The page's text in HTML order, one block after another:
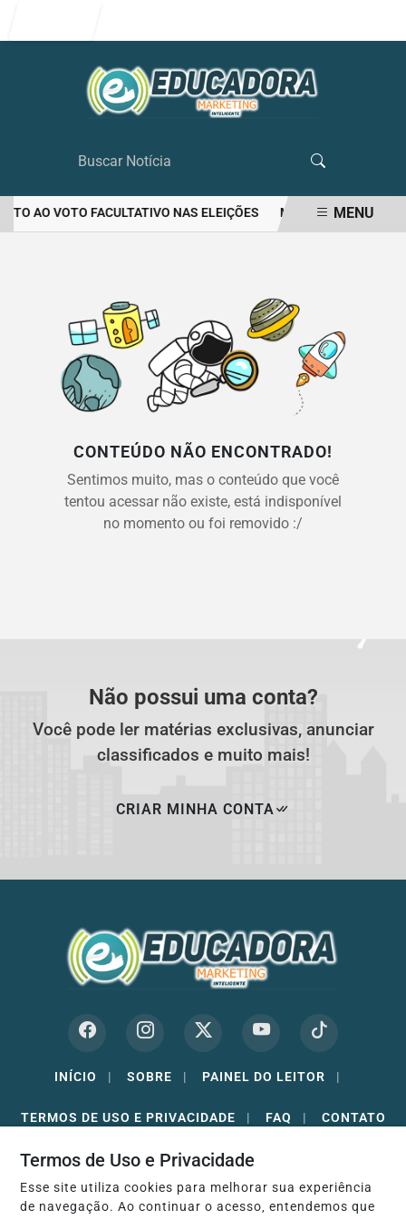
AO VOTO FACULTATIVO NAS ELEIÇÕES MULHER MATA O
MENU
CONTEÚDO NÃO ENCONTRADO!
Sentimos muito, mas o conteúdo que você
tentou acessar não existe, está indisponível
no momento ou foi removido :/
Não possui uma conta?
Você pode ler matérias exclusivas, anunciar
classificados e muito mais!
CRIAR MINHA CONTA
INÍCIO | SOBRE | PAINEL DO LEITOR |
TERMOS DE USO E PRIVACIDADE | FAQ | CONTATO
Termos de Uso e Privacidade
Esse site utiliza cookies para melhorar sua experiência
de navegação. Ao continuar o acesso, entendemos que